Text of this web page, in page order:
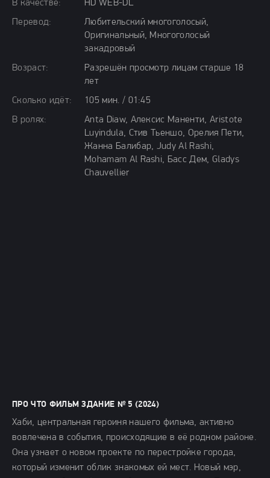
В качестве:
HD WEB-DL
Перевод:
Любительский многоголосый,
Оригинальный, Многоголосый
закадровый
Возраст:
Разрешён просмотр лицам старше 18
лет
Сколько идёт:
105 мин. / 01:45
В ролях:
Anta Diaw, Алексис Маненти, Aristote
Luyindula, Стив Тьеншо, Орелия Пети,
Жанна Балибар, Judy Al Rashi,
Mohamam Al Rashi, Басс Дем, Gladys
Chauvellier
ПРО ЧТО ФИЛЬМ ЗДАНИЕ № 5 (2024)
Хаби, центральная героиня нашего фильма, активно
вовлечена в события, происходящие в её родном районе.
Она узнает о новом проекте по перестройке города,
который изменит облик знакомых ей мест. Новый мэр,